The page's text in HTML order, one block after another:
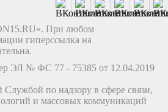
При любом
гиперссылка на
ЭЛ № ФС 77 - 75385 от 12.04.2019
по надзору в сфере связи,
и массовых коммуникаций